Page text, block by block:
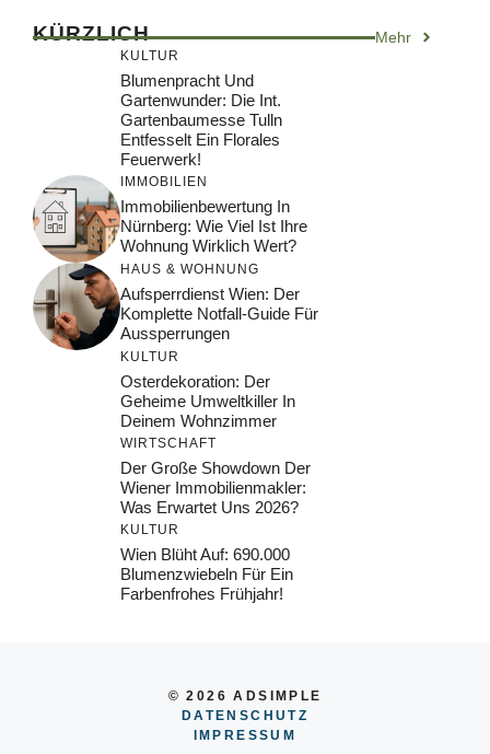
KÜRZLICH Mehr
KULTUR
Blumenpracht Und
Gartenwunder: Die Int.
Gartenbaumesse Tulln
Entfesselt Ein Florales
Feuerwerk!
IMMOBILIEN
Immobilienbewertung In
Nürnberg: Wie Viel Ist Ihre
Wohnung Wirklich Wert?
HAUS & WOHNUNG
Aufsperrdienst Wien: Der
Komplette Notfall-Guide Für
Aussperrungen
KULTUR
Osterdekoration: Der
Geheime Umweltkiller In
Deinem Wohnzimmer
WIRTSCHAFT
Der Große Showdown Der
Wiener Immobilienmakler:
Was Erwartet Uns 2026?
KULTUR
Wien Blüht Auf: 690.000
Blumenzwiebeln Für Ein
Farbenfrohes Frühjahr!
© 2026 ADSIMPLE
DATENSCHUTZ
IMPRESSUM